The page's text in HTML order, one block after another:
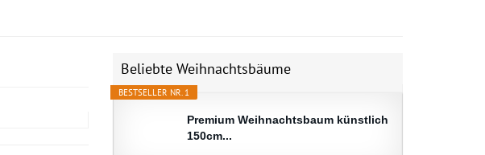
Beliebte Weihnachtsbäume
BESTSELLER NR. 1
Premium Weihnachtsbaum künstlich
150cm...